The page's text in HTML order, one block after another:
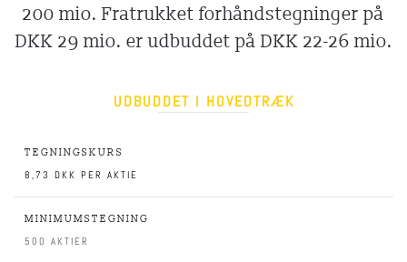
200 mio. Fratrukket forhåndstegninger på
DKK 29 mio. er udbuddet på DKK 22-26 mio.
UDBUDDET I HOVEDTRÆK
TEGNINGSKURS
8,73 DKK PER AKTIE
MINIMUMSTEGNING
500 AKTIER